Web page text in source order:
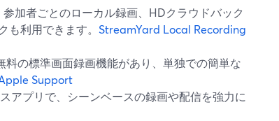
加者ごとのローカル録画、HDクラウドバック
利用できます。 StreamYard Local Recording
の標準画面録画機能があり、単独での簡単な
Support
アプリで、シーンベースの録画や配信を強力に